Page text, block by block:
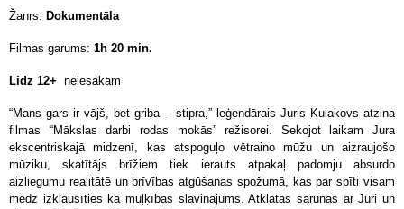
Žanrs: Dokumentāla
Filmas garums: 1h 20 min.
Lidz 12+ neiesakam
“Mans gars ir vājš, bet griba – stipra,” leģendārais Juris Kulakovs atzina
filmas “Mākslas darbi rodas mokās” režisorei. Sekojot laikam Jura
ekscentriskajā midzenī, kas atspoguļo vētraino mūžu un aizraujošo
mūziku, skatītājs brīžiem tiek ierauts atpakaļ padomju absurdo
aizliegumu realitātē un brīvības atgūšanas spožumā, kas par spīti visam
mēdz izklausīties kā muļķības slavinājums. Atklātās sarunās ar Juri un